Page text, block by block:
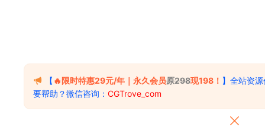
【 🔥限时特惠29元/年｜永久会员原298现198！ 】全站资
要帮助？微信咨询： CGTrove_com